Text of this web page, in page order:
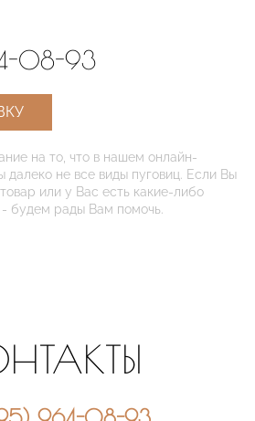
08-93
на то, что в нашем онлайн-
далеко не все виды пуговиц. Если Вы
или у Вас есть какие-либо
будем рады Вам помочь.